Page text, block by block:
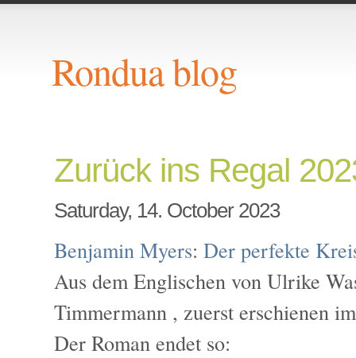
Rondua blog
Zurück ins Regal
Saturday, 14. October 2023
Benjamin Myers:Der perfekte
Aus dem Englischen von Ulrike
Timmermann , zuerst erschienen
Der Roman endet so: